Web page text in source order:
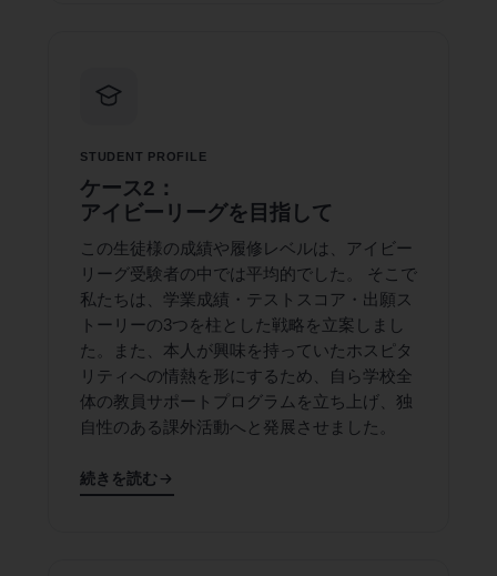
STUDENT PROFILE
ケース2：
アイビーリーグを目指して
この生徒様の成績や履修レベルは、アイビー
リーグ受験者の中では平均的でした。 そこで
私たちは、学業成績・テストスコア・出願ス
トーリーの3つを柱とした戦略を立案しまし
た。また、本人が興味を持っていたホスピタ
リティへの情熱を形にするため、自ら学校全
体の教員サポートプログラムを立ち上げ、独
自性のある課外活動へと発展させました。
続きを読む